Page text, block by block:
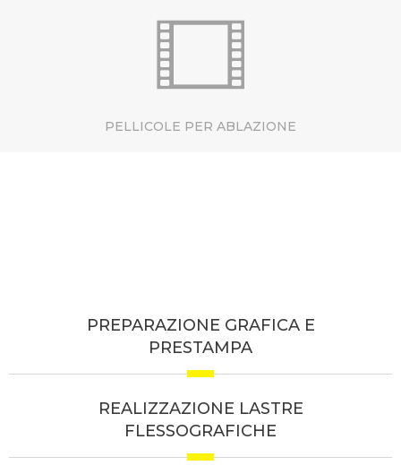
PELLICOLE PER ABLAZIONE
PREPARAZIONE GRAFICA E
PRESTAMPA
REALIZZAZIONE LASTRE
FLESSOGRAFICHE